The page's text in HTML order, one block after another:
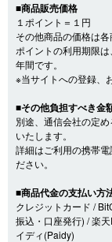
■商品販売価格
１ポイント＝１円
その他商品の価格は各
ポイントの利用期限
年間です。
※当サイトへの登録、
■その他負担すべき金
別途、通信会社の定
いたします。
詳細はご利用の携帯
ださい。
■商品代金の支払い方
クレジットカード /
振込・口座発行) / 楽
イディ(Paidy)